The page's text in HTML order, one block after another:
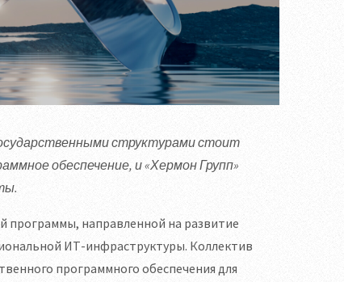
структурами стоит
обеспечение, и «Хермон Групп»
программы, направленной на развитие
ИТ-инфраструктуры. Коллектив
программного обеспечения для